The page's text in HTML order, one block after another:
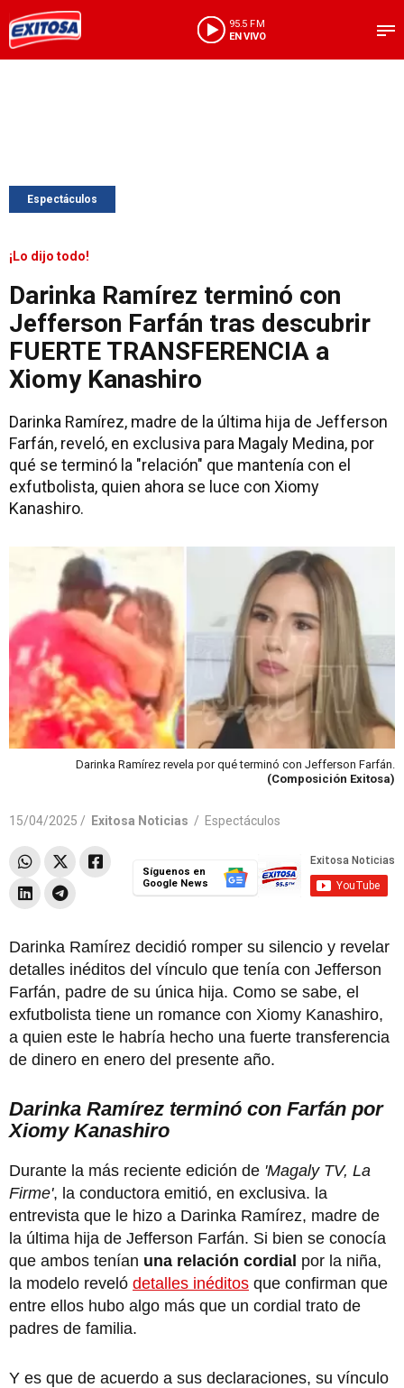
95.5 FM
EN VIVO
Espectáculos
¡Lo dijo todo!
Darinka Ramírez terminó con
Jefferson Farfán tras descubrir
FUERTE TRANSFERENCIA a
Xiomy Kanashiro
Darinka Ramírez, madre de la última hija de Jefferson
Farfán, reveló, en exclusiva para Magaly Medina, por
qué se terminó la "relación" que mantenía con el
exfutbolista, quien ahora se luce con Xiomy
Kanashiro.
Darinka Ramírez revela por qué terminó con Jefferson Farfán.
(Composición Exitosa)
15/04/2025 / Exitosa Noticias / Espectáculos
Síguenos en
Google News
Darinka Ramírez decidió romper su silencio y revelar
detalles inéditos del vínculo que tenía con Jefferson
Farfán, padre de su única hija. Como se sabe, el
exfutbolista tiene un romance con Xiomy Kanashiro,
a quien este le habría hecho una fuerte transferencia
de dinero en enero del presente año.
Darinka Ramírez terminó con Farfán por
Xiomy Kanashiro
Durante la más reciente edición de 'Magaly TV, La
Firme', la conductora emitió, en exclusiva. la
entrevista que le hizo a Darinka Ramírez, madre de
la última hija de Jefferson Farfán. Si bien se conocía
que ambos tenían una relación cordial por la niña,
la modelo reveló detalles inéditos que confirman que
entre ellos hubo algo más que un cordial trato de
padres de familia.
Y es que de acuerdo a sus declaraciones, su vínculo